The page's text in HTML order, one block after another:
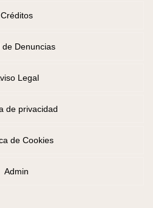
Créditos
de Denuncias
Legal
de privacidad
de Cookies
Admin